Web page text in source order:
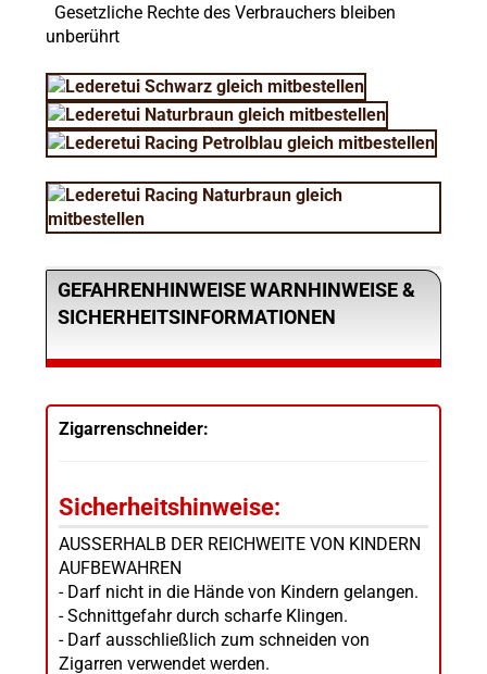
Gesetzliche Rechte des Verbrauchers bleiben
unberührt
GEFAHRENHINWEISE WARNHINWEISE &
SICHERHEITSINFORMATIONEN
Zigarrenschneider:
Sicherheitshinweise:
AUSSERHALB DER REICHWEITE VON KINDERN
AUFBEWAHREN
- Darf nicht in die Hände von Kindern gelangen.
- Schnittgefahr durch scharfe Klingen.
- Darf ausschließlich zum schneiden von
Zigarren verwendet werden.